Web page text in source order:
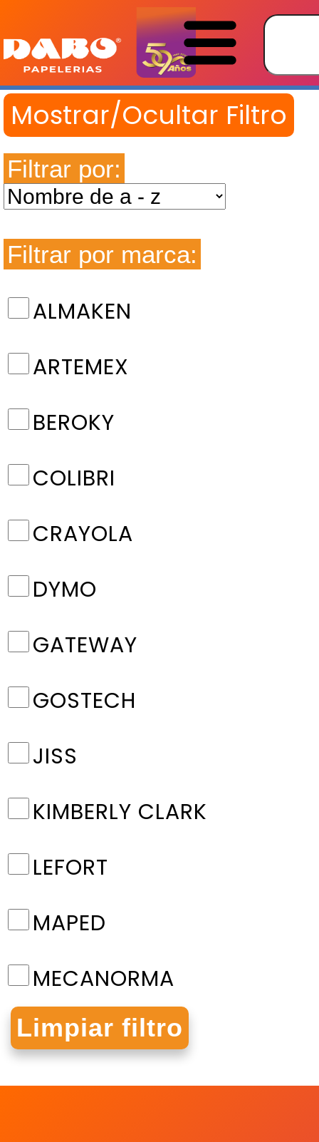
Filtrar por:
Filtrar por marca:
ALMAKEN
ARTEMEX
BEROKY
COLIBRI
CRAYOLA
DYMO
GATEWAY
GOSTECH
JISS
KIMBERLY CLARK
LEFORT
MAPED
MECANORMA
MEGAFAX
NORMA